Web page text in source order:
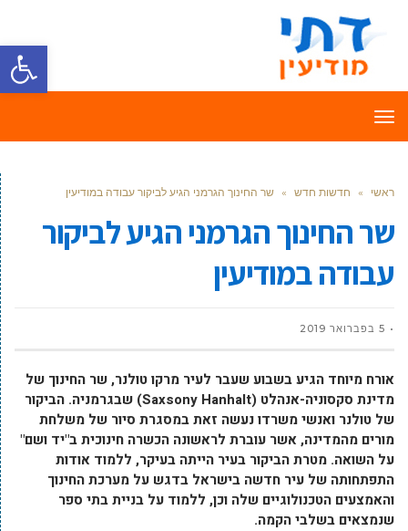
פתח
תפריט
ראשי » חדשות חדש » שר החינוך הגרמני הגיע לביקור עבודה במודיעין
שר החינוך הגרמני הגיע לביקור
עבודה במודיעין
5 בפברואר 2019
אורח מיוחד הגיע בשבוע שעבר לעיר מרקו טולנר, שר החינוך של
מדינת סקסוניה-אנהלט (Saxsony Hanhalt) שבגרמניה. הביקור
של טולנר ואנשי משרדו נעשה זאת במסגרת סיור של משלחת
מורים מהמדינה, אשר עוברת לראשונה הכשרה חינוכית ב"יד ושם"
על השואה. מטרת הביקור בעיר הייתה בעיקר, ללמוד אודות
התפתחותה של עיר חדשה בישראל בדגש על מערכת החינוך
והאמצעים הטכנולוגיים שלה וכן, ללמוד על בניית בתי ספר
שנמצאים בשלבי הקמה.